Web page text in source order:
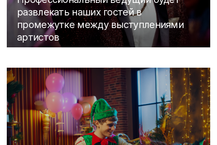
Для комфортного отдыха на
территории работает отель на воде, в
котором Вы можете остаться на ночь
Отель